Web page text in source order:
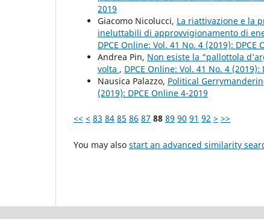
2019
Giacomo Nicolucci, La riattivazione e la
ineluttabili di approvvigionamento di
DPCE Online: Vol. 41 No. 4 (2019): DPCE
Andrea Pin, Non esiste la “pallottola
volta , DPCE Online: Vol. 41 No. 4 (2019):
Nausica Palazzo, Political
(2019): DPCE Online 4-2019
<< < 83 84 85 86 87 88 89 90 91 92 > >>
You may also start an advanced similarity